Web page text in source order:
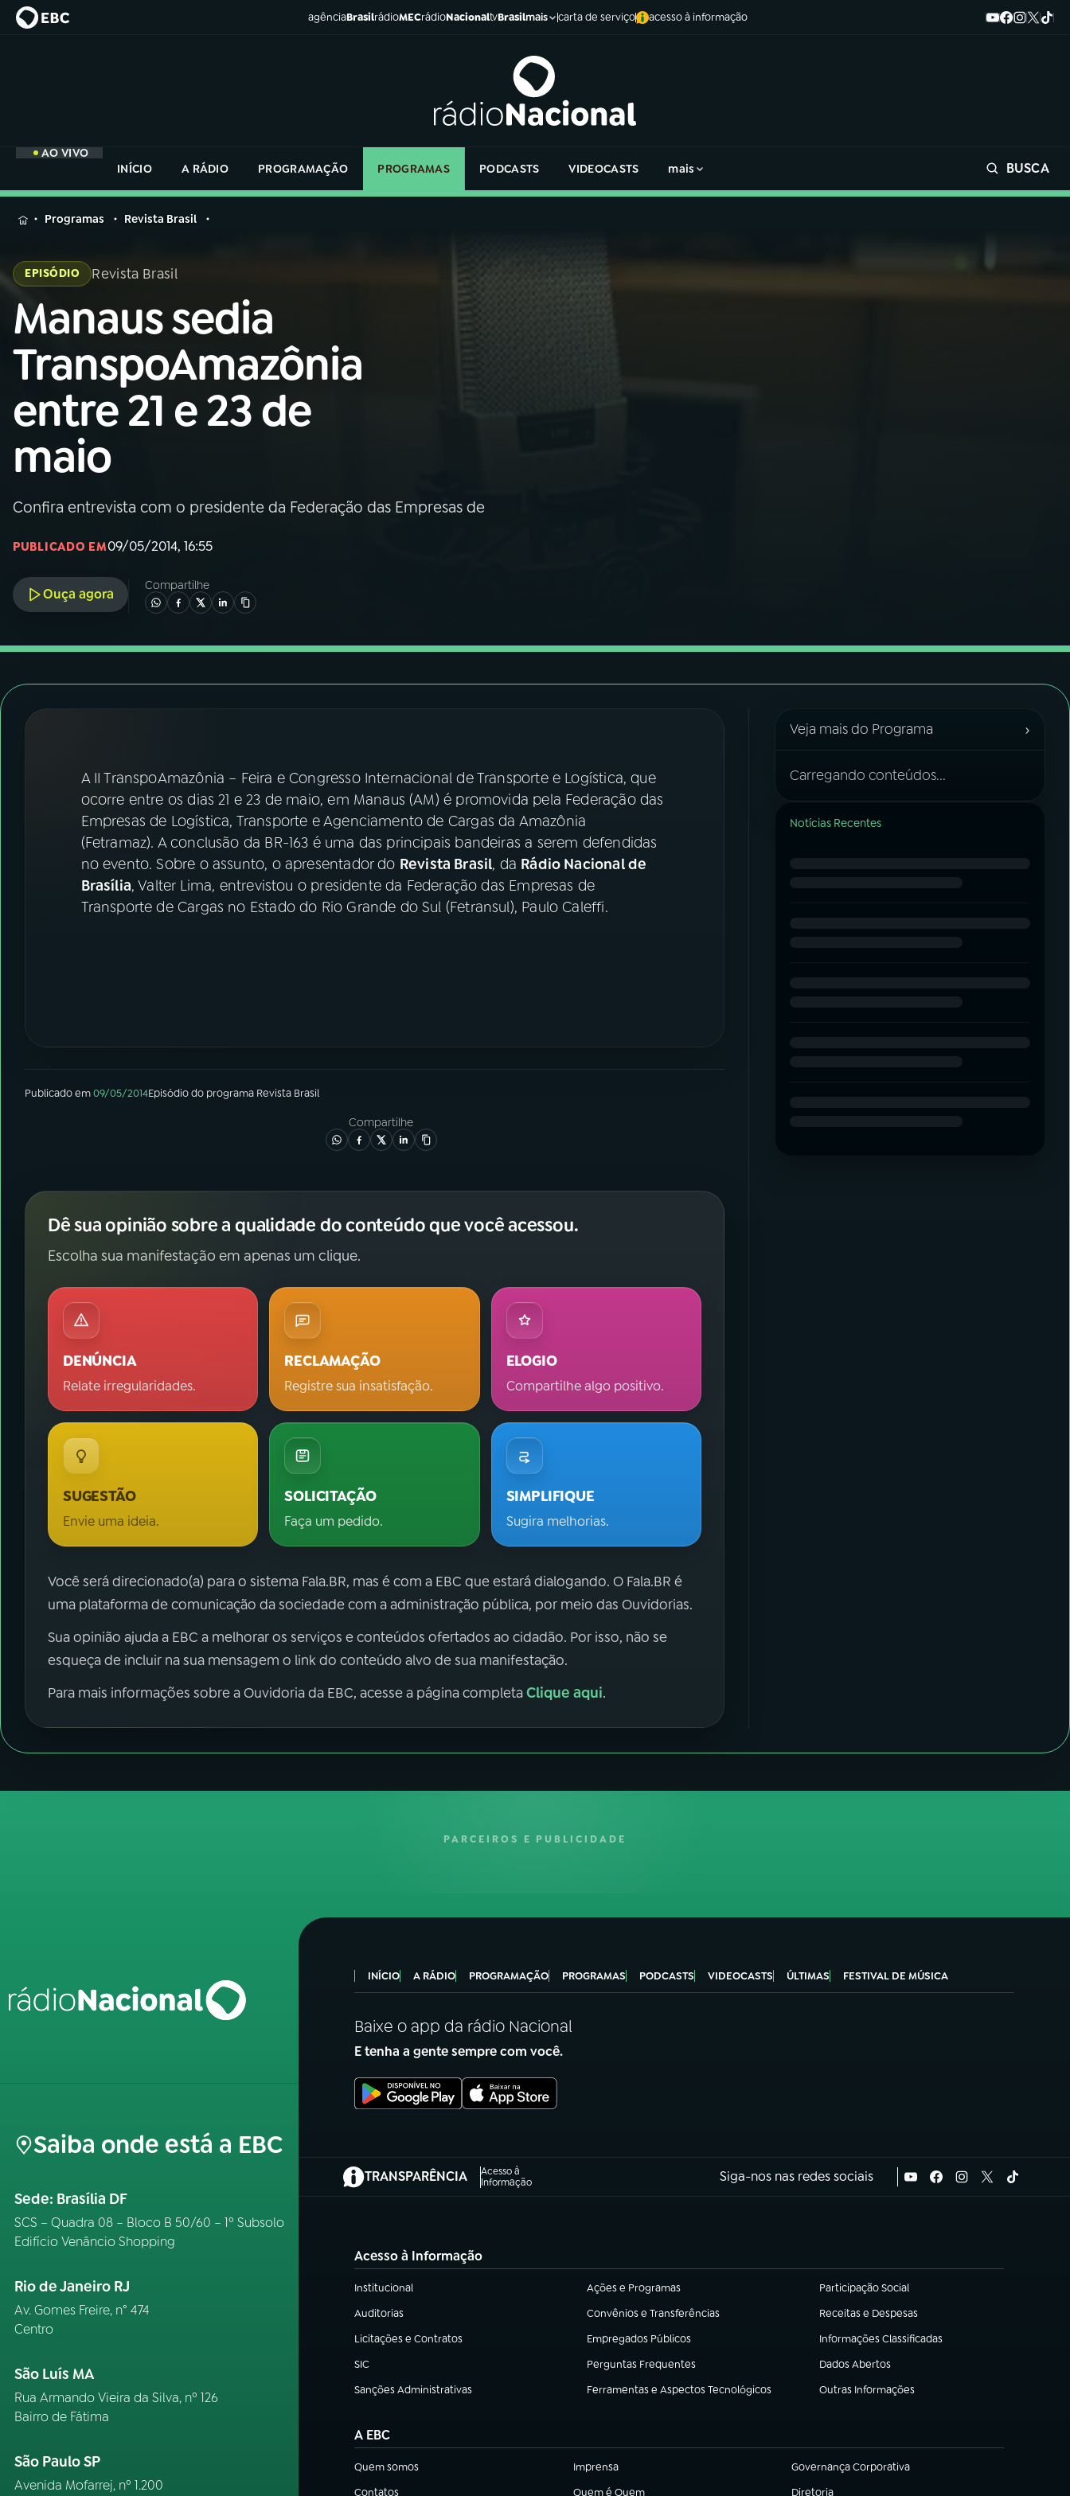
agênciaBrasilrádioMECrádioNacionaltvBrasilmais carta de serviço acesso à informação
AO VIVO
INÍCIO
A RÁDIO PROGRAMAÇÃO PROGRAMAS PODCASTS VIDEOCASTS mais BUSCA
MENU
Buscar
na
Rádio
Nacional
AO VIVO
01 INÍCIO
02A RÁDIO
03PROGRAMAÇÃO
05PODCASTS
ACOMPANHE A RÁDIO NACIONAL
Instagram X
na
Rádio
Programas Revista Brasil
EPISÓDIO Revista Brasil
Manaus sedia
TranspoAmazônia
entre 21 e 23 de
maio
Confira entrevista com o presidente da Federação das Empresas de
PUBLICADO EM09/05/2014, 16:55
Ouça agora
Compartilhe
A II TranspoAmazônia – Feira e Congresso Internacional de Transporte e Logística, que
ocorre entre os dias 21 e 23 de maio, em Manaus (AM) é promovida pela Federação das
Empresas de Logística, Transporte e Agenciamento de Cargas da Amazônia
(Fetramaz). A conclusão da BR-163 é uma das principais bandeiras a serem defendidas
no evento. Sobre o assunto, o apresentador do Revista Brasil, da Rádio Nacional de
Brasília, Valter Lima, entrevistou o presidente da Federação das Empresas de
Transporte de Cargas no Estado do Rio Grande do Sul (Fetransul), Paulo Caleffi.
Publicado em09/05/2014Episódiodo programa Revista Brasil
Compartilhe
Dê sua opinião sobre a qualidade do conteúdo que você acessou.
Escolha sua manifestação em apenas um clique.
DENÚNCIA
Relate irregularidades.
RECLAMAÇÃO
Registre sua insatisfação.
ELOGIO
Compartilhe algo positivo.
SUGESTÃO
Envie uma ideia.
SOLICITAÇÃO
Faça um pedido.
SIMPLIFIQUE
Sugira melhorias.
Você será direcionado(a) para o sistema Fala.BR, mas é com a EBC que estará dialogando. O Fala.BR é
uma plataforma de comunicação da sociedade com a administração pública, por meio das Ouvidorias.
Sua opinião ajuda a EBC a melhorar os serviços e conteúdos ofertados ao cidadão. Por isso, não se
esqueça de incluir na sua mensagem o link do conteúdo alvo de sua manifestação.
Para mais informações sobre a Ouvidoria da EBC, acesse a página completaClique aqui.
Veja mais do Programa ›
Carregando conteúdos...
Notícias Recentes
PARCEIROS E PUBLICIDADE
Saiba onde está a EBC
Sede: Brasília DF
SCS – Quadra 08 – Bloco B 50/60 – 1º Subsolo
Edifício Venâncio Shopping
Rio de Janeiro RJ
Av. Gomes Freire, n° 474
Centro
São Luís MA
Rua Armando Vieira da Silva, nº 126
Bairro de Fátima
São Paulo SP
Avenida Mofarrej, nº 1.200
INÍCIO A RÁDIO PROGRAMAÇÃO PROGRAMAS PODCASTS VIDEOCASTS ÚLTIMAS FESTIVAL DE MÚSICA
Baixe o app da rádio Nacional
E tenha a gente sempre com você.
TRANSPARÊNCIA
Acesso à
Informação
(abre em nova aba) Siga-nos nas redes sociais
Acesso à Informação
Institucional
(abre em nova aba) Ações e Programas
(abre em nova aba) Participação Social
(abre em nova aba)
Auditorias
(abre em nova aba) Convênios e Transferências
(abre em nova aba) Receitas e Despesas
(abre em nova aba)
Licitações e Contratos
(abre em nova aba) Empregados Públicos
(abre em nova aba) Informações Classificadas
(abre em nova aba)
SIC
(abre em nova aba) Perguntas Frequentes
(abre em nova aba) Dados Abertos
(abre em nova aba)
Sanções Administrativas
(abre em nova aba) Ferramentas e Aspectos Tecnológicos
(abre em nova aba) Outras Informações
(abre em nova aba)
A EBC
Quem somos
(abre em nova aba) Imprensa
(abre em nova aba) Governança Corporativa
(abre em nova aba)
Contatos
Quem é Quem Diretoria